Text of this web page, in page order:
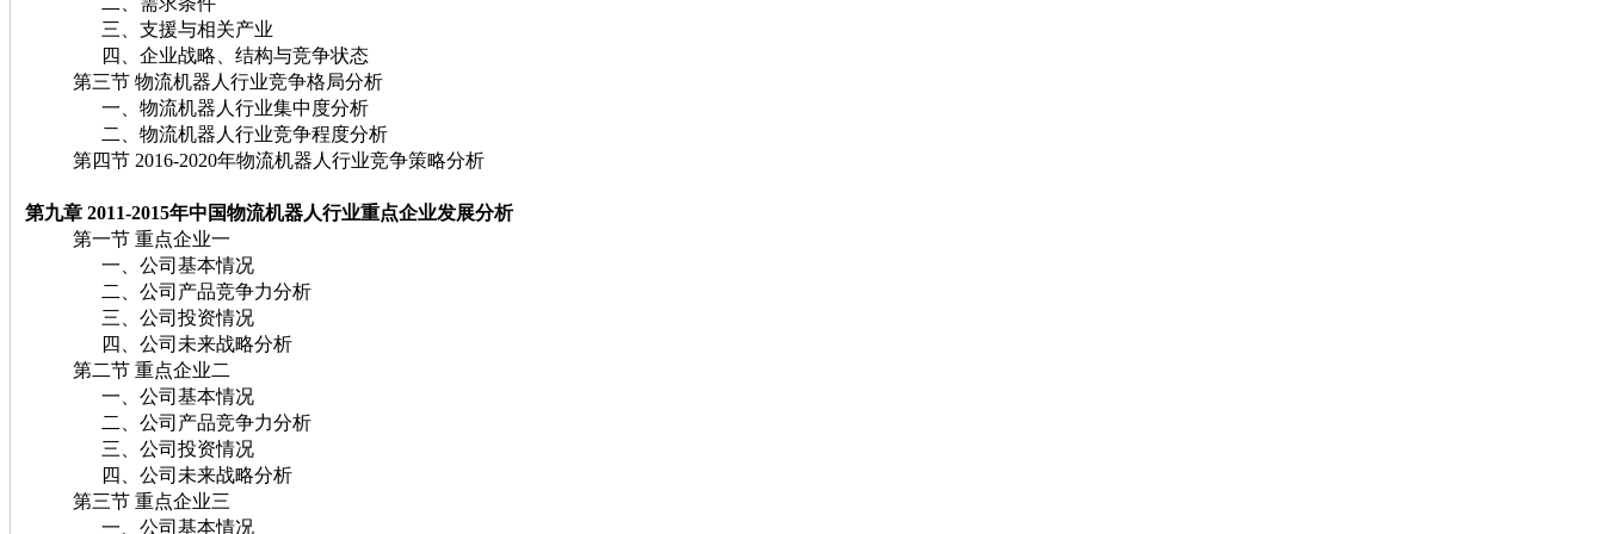
三、支援与相关产业
四、企业战略、结构与竞争状态
第三节 物流机器人行业竞争格局分析
一、物流机器人行业集中度分析
二、物流机器人行业竞争程度分析
第四节 2016-2020年物流机器人行业竞争策略分析
第九章 2011-2015年中国物流机器人行业重点企业发展分析
第一节 重点企业一
一、公司基本情况
二、公司产品竞争力分析
三、公司投资情况
四、公司未来战略分析
第二节 重点企业二
一、公司基本情况
二、公司产品竞争力分析
三、公司投资情况
四、公司未来战略分析
第三节 重点企业三
一、公司基本情况